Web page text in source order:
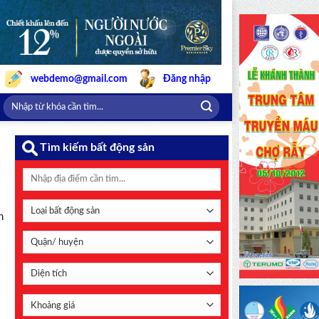
webdemo@gmail.com Đăng nhập
Tìm kiếm bất động sản